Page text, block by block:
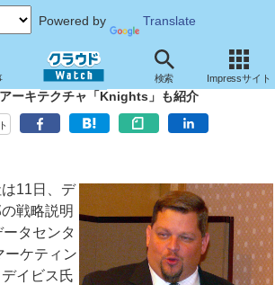
Powered by Translate
検索 Impressサイト
業戦略、「クラウド2015ビジョン」で目指す
ーキテクチャ「Knights」も紹介
11日、デ
戦略説明
タセンタ
ーケティン
イビス氏